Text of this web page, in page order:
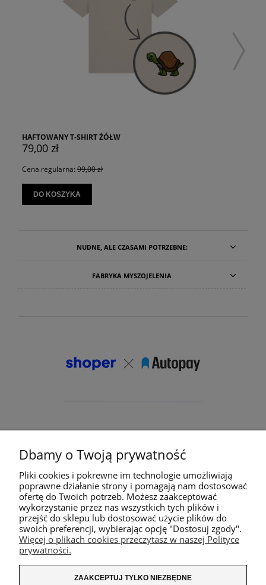
HAFTOWANY T-SHIRT ŻÓŁW
79,00 zł
Cena regularna: 99,00 zł
DO KOSZYKA
NUDNE, ALE CZASAMI POTRZEBNE:
FABRYKA MYSZOJELENIA
Dbamy o Twoją prywatność
Pliki cookies i pokrewne im technologie umożliwiają
poprawne działanie strony i pomagają nam dostosować
ofertę do Twoich potrzeb. Możesz zaakceptować
wykorzystanie przez nas wszystkich tych plików i
przejść do sklepu lub dostosować użycie plików do
swoich preferencji, wybierając opcję "Dostosuj zgody".
Więcej o plikach cookies przeczytasz w naszej Polityce
prywatności.
ZAAKCEPTUJ TYLKO NIEZBĘDNE